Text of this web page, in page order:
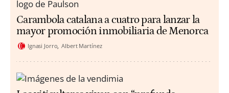
Carambola catalana a cuatro para lanzar la
mayor promoción inmobiliaria de Menorca
Ignasi Jorro Albert Martínez